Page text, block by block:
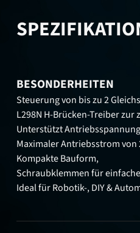
BESONDERHEITEN
Steuerung von bis zu 2
L298N H-Brücken-Treiber
Unterstützt
Maximaler Antriebsstrom von
Kompakte Bauform,
Schraubklemmen für
Ideal für Robotik-, DIY &